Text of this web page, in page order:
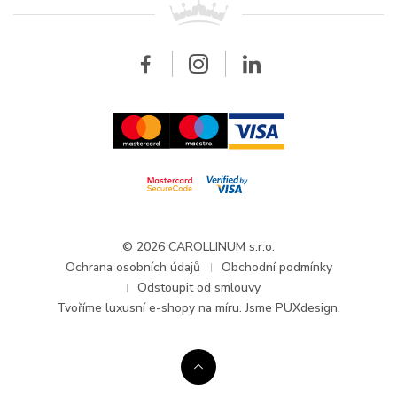
Velkoobchod
O společnosti Carollinum
Aktuality a oznámení
© 2026 CAROLLINUM s.r.o.
Ochrana osobních údajů
Obchodní podmínky
Odstoupit od smlouvy
Tvoříme luxusní e-shopy na míru. Jsme PUXdesign.